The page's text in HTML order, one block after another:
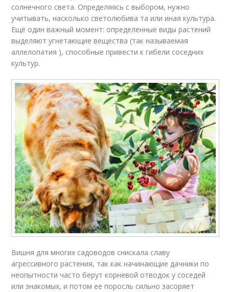
солнечного света. Определяясь с выбором, нужно
учитывать, насколько светолюбива та или иная культура.
Ещё один важный момент: определенные виды растений
выделяют угнетающие вещества (так называемая
аллелопатия ), способные привести к гибели соседних
культур.
Вишня для многих садоводов снискала славу
агрессивного растения, так как начинающие дачники по
неопытности часто берут корневой отводок у соседей
или знакомых, и потом ее поросль сильно засоряет